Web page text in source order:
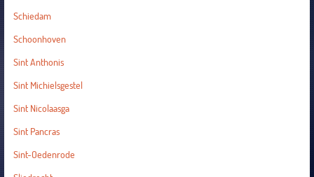
Schiedam
Schoonhoven
Sint Anthonis
Sint Michielsgestel
Sint Nicolaasga
Sint Pancras
Sint-Oedenrode